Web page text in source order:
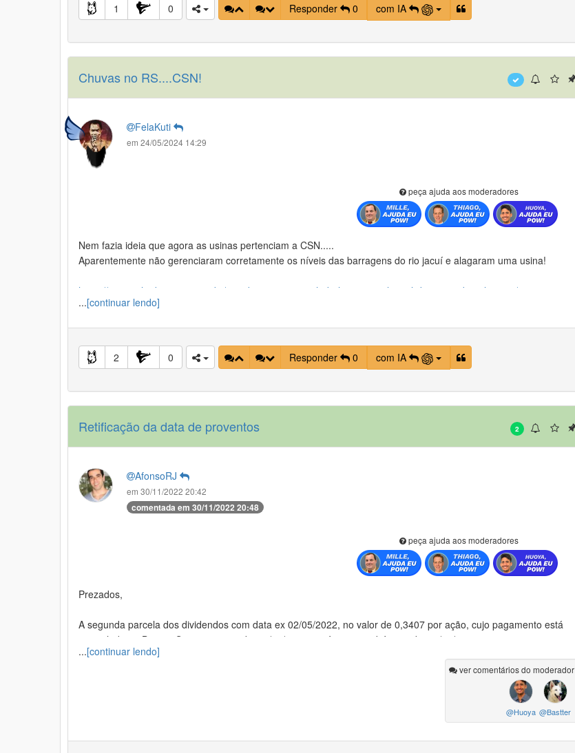
1 0 Responder 0 com IA
Chuvas no RS....CSN!
FelaKuti
em 24/05/2024 14:29
peça ajuda aos moderadores
Nem fazia ideia que agora as usinas pertenciam a CSN.....
Aparentemente não gerenciaram corretamente os níveis das barragens do rio jacuí e alagaram uma usina!
https://www.saltodojacui.rs.gov.br/inundacao-na-usina-hidreletrica-gov-leonel-de-moura-brizola-jacui/
perguntei pro RI....e tive uma resposta...que tava tudo bem!
bah!
Ver mais
...[continuar lendo]
2 0 Responder 0 com IA
2
Retificação da data de proventos
AfonsoRJ
em 30/11/2022 20:42
comentada em 30/11/2022 20:48
peça ajuda aos moderadores
Prezados,
A segunda parcela dos dividendos com data ex 02/05/2022, no valor de 0,3407 por ação, cujo pagamento está
assinalado no Bastter System para o dia 30/12/2022, será paga também no dia 02/12/2022, juntamente com os
dividendos no valor de 1,1794 (data ex 28/11/2022), conforme parte final do comunicado do dia 21/11/2022.
Registro que uma primeira parcela de igual valor (0,3407 por ação) já foi paga no dia 30/05/2022, conforme
...[continuar lendo]
ver comentários do moderador
@Bastter
@Huoya